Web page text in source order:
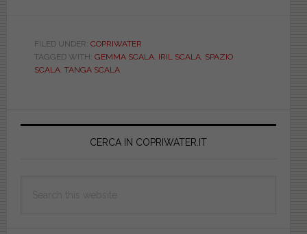
Sanitari
dalle
forme
uniche
FILED UNDER: COPRIWATER
TAGGED WITH: GEMMA SCALA, IRIL SCALA, SPAZIO
SCALA, TANGA SCALA
Primary
CERCA IN COPRIWATER.IT